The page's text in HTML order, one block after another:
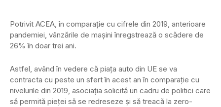
Potrivit ACEA, în comparație cu cifrele din 2019, anterioare
pandemiei, vânzările de mașini înregstrează o scădere de
26% în doar trei ani.
Astfel, având în vedere că piața auto din UE se va
contracta cu peste un sfert în acest an în comparație cu
nivelurile din 2019, asociația solicită un cadru de politici care
să permită pieței să se redreseze și să treacă la zero-